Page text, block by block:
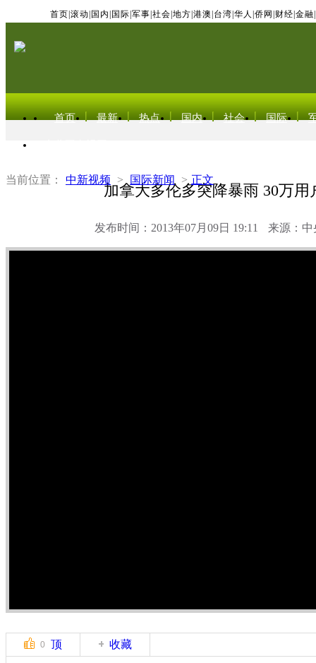
首页 滚动 国内 国际 军事 社会 地方 港澳 台湾 华人 侨网 财经 金融
首页 最新 热点 国内 社会 国际
当前位置： 中新视频 > 国际新闻 > 正文
加拿大多伦多突降暴雨 30万用
发布时间：2013年07月09日 19:11 来源：中
0 顶 收藏